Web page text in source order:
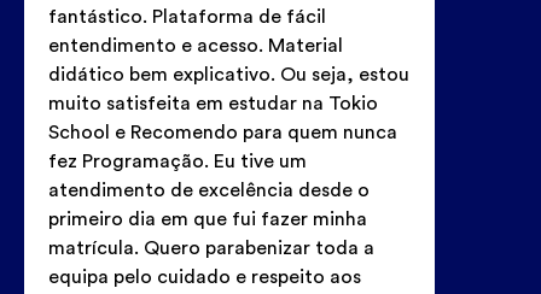
fantástico. Plataforma de fácil
entendimento e acesso. Material
didático bem explicativo. Ou seja, estou
muito satisfeita em estudar na Tokio
School e Recomendo para quem nunca
fez Programação. Eu tive um
atendimento de excelência desde o
primeiro dia em que fui fazer minha
matrícula. Quero parabenizar toda a
equipa pelo cuidado e respeito aos